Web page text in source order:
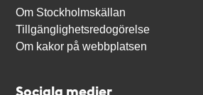
Om Stockholmskällan
Tillgänglighetsredogörelse
Om kakor på webbplatsen
Sociala medier